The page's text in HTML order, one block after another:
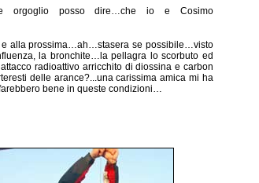
orgoglio posso dire…che io e Cosimo
e alla prossima…ah…stasera se possibile…visto
la bronchite…la pellagra lo scorbuto ed
radioattivo arricchito di diossina e carbon
delle arance?...una carissima amica mi ha
bene in queste condizioni…